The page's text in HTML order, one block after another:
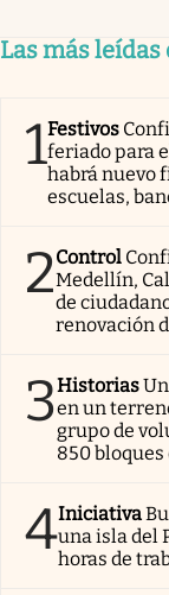
Las más
1Festivos
feriado para
habrá nuevo
escuelas,
2Control
Medellín,
de
renovación
3Historias
en un
grupo de
850
4Iniciativa
una isla del
horas de